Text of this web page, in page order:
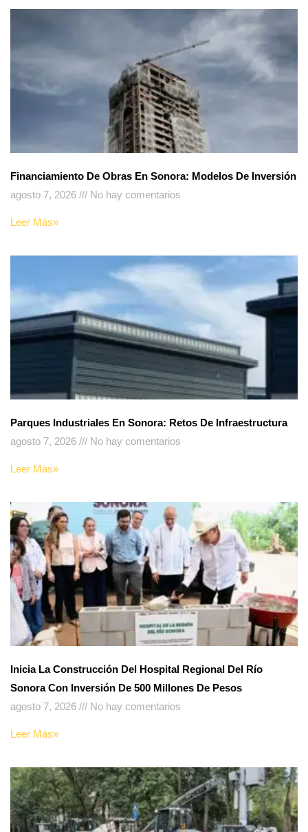
Financiamiento De Obras En Sonora: Modelos De Inversión
agosto 7, 2026
No hay comentarios
Leer Más»
Parques Industriales En Sonora: Retos De Infraestructura
agosto 7, 2026
No hay comentarios
Leer Más»
Inicia La Construcción Del Hospital Regional Del Río
Sonora Con Inversión De 500 Millones De Pesos
agosto 7, 2026
No hay comentarios
Leer Más»